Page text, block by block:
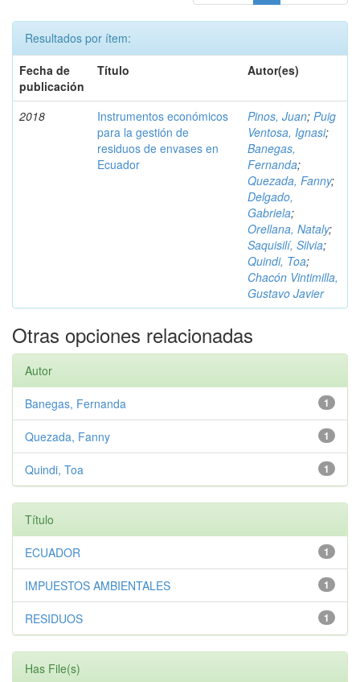
Resultados por ítem:
Fecha de
publicación
Título Autor(es)
2018
Instrumentos económicos
para la gestión de
residuos de envases en
Ecuador
Pinos, Juan; Puig
Ventosa, Ignasi;
Banegas,
Fernanda;
Quezada, Fanny;
Delgado,
Gabriela;
Orellana, Nataly;
Saquisilí, Silvia;
Quindi, Toa;
Chacón Vintimilla,
Gustavo Javier
Otras opciones relacionadas
Autor
1
Banegas, Fernanda
1
Quezada, Fanny
1
Quindi, Toa
Título
1
ECUADOR
1
IMPUESTOS AMBIENTALES
1
RESIDUOS
Has File(s)